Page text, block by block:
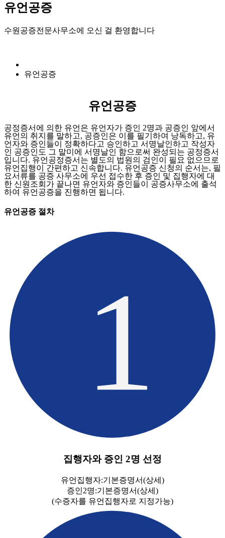
유언공증
수원공증전문사무소에 오신 걸 환영합니다
유언공증
유언공증
공정증서에 의한 유언은 유언자가 증인 2명과 공증인 앞에서
유언의 취지를 말하고, 공증인은 이를 필기하여 낭독하고, 유
언자와 증인들이 정확하다고 승인하고 서명날인하고 작성자
인 공증인도 그 말미에 서명날인 함으로써 완성되는 공정증서
입니다. 유언공정증서는 별도의 법원의 검인이 필요 없으므로
유언집행이 간편하고 신속합니다. 유언공증 신청의 순서는, 필
요서류를 공증 사무소에 우선 접수한 후 증인 및 집행자에 대
한 신원조회가 끝나면 유언자와 증인들이 공증사무소에 출석
하여 유언공증을 진행하면 됩니다.
유언공증 절차
1
집행자와 증인 2명 선정
유언집행자:기본증명서(상세)
증인2명:기본증명서(상세)
(수증자를 유언집행자로 지정가능)